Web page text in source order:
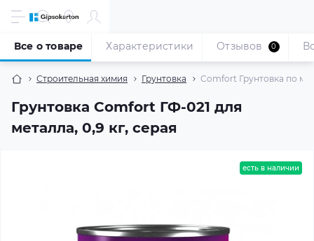
Строительная химия Грунтовка Comfort Грунтовка по
Грунтовка Comfort ГФ-021 для
металла, 0,9 кг, серая
Все о товаре Характеристики Отзывов 0
есть в наличии